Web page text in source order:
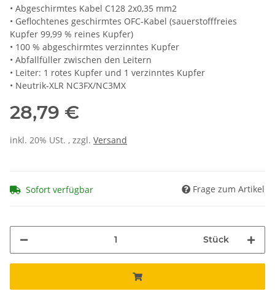
• Abgeschirmtes Kabel C128 2x0,35 mm2
• Geflochtenes geschirmtes OFC-Kabel (sauerstofffreies
Kupfer 99,99 % reines Kupfer)
• 100 % abgeschirmtes verzinntes Kupfer
• Abfallfüller zwischen den Leitern
• Leiter: 1 rotes Kupfer und 1 verzinntes Kupfer
• Neutrik-XLR NC3FX/NC3MX
28,79 €
inkl. 20% USt. , zzgl. Versand
Sofort verfügbar Frage zum Artikel
Stück